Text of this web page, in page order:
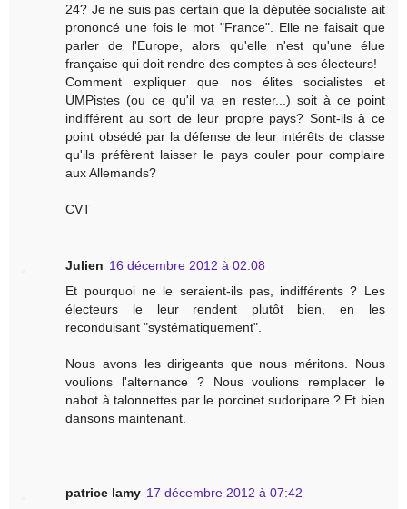
24? Je ne suis pas certain que la députée socialiste ait
prononcé une fois le mot "France". Elle ne faisait que
parler de l'Europe, alors qu'elle n'est qu'une élue
française qui doit rendre des comptes à ses électeurs!
Comment expliquer que nos élites socialistes et
UMPistes (ou ce qu'il va en rester...) soit à ce point
indifférent au sort de leur propre pays? Sont-ils à ce
point obsédé par la défense de leur intérêts de classe
qu'ils préfèrent laisser le pays couler pour complaire
aux Allemands?
CVT
Julien 16 décembre 2012 à 02:08
Et pourquoi ne le seraient-ils pas, indifférents ? Les
électeurs le leur rendent plutôt bien, en les
reconduisant "systématiquement".
Nous avons les dirigeants que nous méritons. Nous
voulions l'alternance ? Nous voulions remplacer le
nabot à talonnettes par le porcinet sudoripare ? Et bien
dansons maintenant.
patrice lamy 17 décembre 2012 à 07:42